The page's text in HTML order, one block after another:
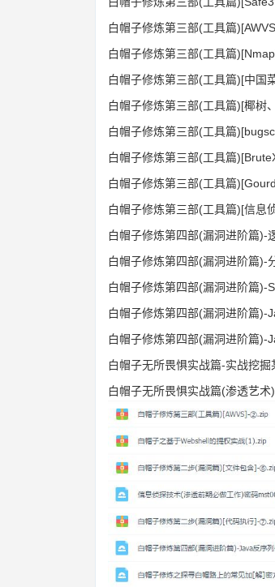
白帽子修炼第三部(工具篇
白帽子修炼第三部(工具篇
白帽子修炼第三部(工具篇)[中国
白帽子修炼第三部(工具篇)[椰
白帽子修炼第三部(工具篇
白帽子修炼第三部(工具篇
白帽子修炼第三部(工具篇
白帽子修炼第三部(工具篇)[信息
白帽子修炼第四部(漏洞进阶篇)-
白帽子修炼第四部(漏洞进阶篇)-
白帽子修炼第四部(漏洞进阶篇)-
白帽子修炼第四部(漏洞进阶篇)-
白帽子修炼第四部(漏洞进阶篇)-
白帽子无所畏惧实战篇-实战挖
白帽子无所畏惧实战篇(渗透艺